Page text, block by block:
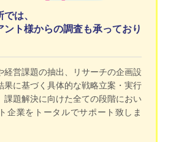
は、
ント様からの調査も承っており
経営課題の抽出、リサーチの企画設
果に基づく具体的な戦略立案・実行
課題解決に向けた全ての段階におい
企業をトータルでサポート致しま